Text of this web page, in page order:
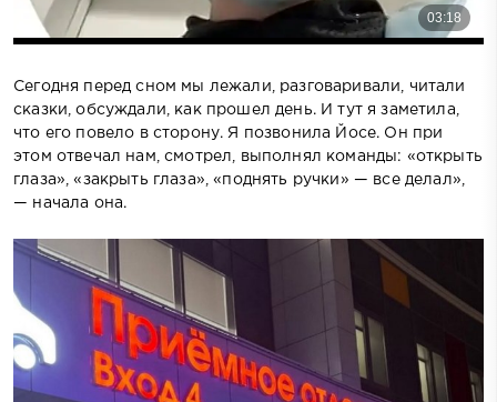
Сегодня перед сном мы лежали, разговаривали, читали
сказки, обсуждали, как прошел день. И тут я заметила,
что его повело в сторону. Я позвонила Йосе. Он при
этом отвечал нам, смотрел, выполнял команды: «открыть
глаза», «закрыть глаза», «поднять ручки» — все делал»,
— начала она.